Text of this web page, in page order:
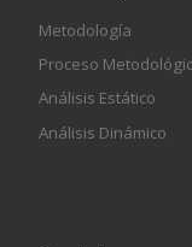
Metodología
Proceso
Análisis Estático
Análisis Dinámico